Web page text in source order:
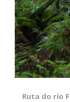
Ruta do río